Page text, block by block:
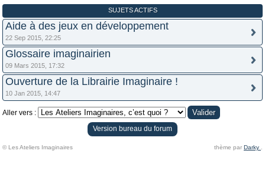
SUJETS ACTIFS
Aide à des jeux en développement
22 Sep 2015, 22:25
Glossaire imaginairien
09 Mars 2015, 17:32
Ouverture de la Librairie Imaginaire !
10 Jan 2015, 14:47
Aller vers :
Version bureau du forum
© Les Ateliers Imaginaires thème par Darky